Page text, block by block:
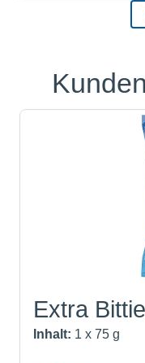
Produktgalerie
Extra
un...
Inhalt: 1 x 75 g